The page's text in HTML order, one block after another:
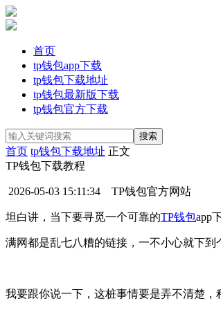
首页
tp钱包app下载
tp钱包下载地址
tp钱包最新版下载
tp钱包官方下载
首页 tp钱包下载地址 正文
TP钱包下载教程
2026-05-03 15:11:34 TP钱包官方网站
坦白讲，当下要寻觅一个可靠的TP钱包app
满网都是乱七八糟的链接，一不小心就下到
我要跟你说一下，这桩事情要是弄不清楚